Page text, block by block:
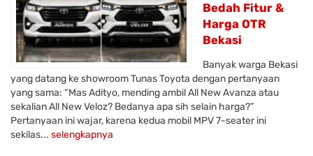
Bedah Fitur &
Harga OTR
Bekasi
Banyak warga Bekasi
yang datang ke showroom Tunas Toyota dengan pertanyaan
yang sama: “Mas Adityo, mending ambil All New Avanza atau
sekalian All New Veloz? Bedanya apa sih selain harga?”
Pertanyaan ini wajar, karena kedua mobil MPV 7-seater ini
sekilas... selengkapnya